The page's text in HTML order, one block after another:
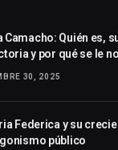
Camacho: Quién es,
y por qué se le
30, 2025
Federica y su
público